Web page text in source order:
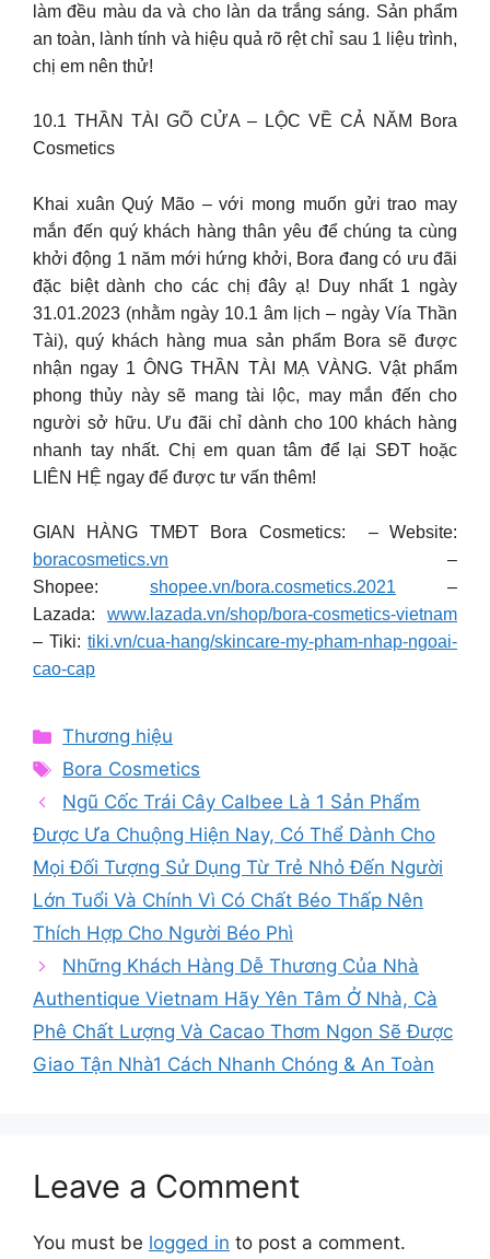
làm đều màu da và cho làn da trắng sáng. Sản phẩm
an toàn, lành tính và hiệu quả rõ rệt chỉ sau 1 liệu trình,
chị em nên thử!
10.1 THẦN TÀI GÕ CỬA – LỘC VỀ CẢ NĂM Bora
Cosmetics
Khai xuân Quý Mão – với mong muốn gửi trao may
mắn đến quý khách hàng thân yêu để chúng ta cùng
khởi động 1 năm mới hứng khởi, Bora đang có ưu đãi
đặc biệt dành cho các chị đây ạ! Duy nhất 1 ngày
31.01.2023 (nhằm ngày 10.1 âm lịch – ngày Vía Thần
Tài), quý khách hàng mua sản phẩm Bora sẽ được
nhận ngay 1 ÔNG THẦN TÀI MẠ VÀNG. Vật phẩm
phong thủy này sẽ mang tài lộc, may mắn đến cho
người sở hữu. Ưu đãi chỉ dành cho 100 khách hàng
nhanh tay nhất. Chị em quan tâm để lại SĐT hoặc
LIÊN HỆ ngay để được tư vấn thêm!
GIAN HÀNG TMĐT Bora Cosmetics: – Website:
boracosmetics.vn –
Shopee: shopee.vn/bora.cosmetics.2021 –
Lazada: www.lazada.vn/shop/bora-cosmetics-vietnam
– Tiki: tiki.vn/cua-hang/skincare-my-pham-nhap-ngoai-
cao-cap
Categories
Thương hiệu
Tags
Bora Cosmetics
Ngũ Cốc Trái Cây Calbee Là 1 Sản Phẩm
Được Ưa Chuộng Hiện Nay, Có Thể Dành Cho
Mọi Đối Tượng Sử Dụng Từ Trẻ Nhỏ Đến Người
Lớn Tuổi Và Chính Vì Có Chất Béo Thấp Nên
Thích Hợp Cho Người Béo Phì
Những Khách Hàng Dễ Thương Của Nhà
Authentique Vietnam Hãy Yên Tâm Ở Nhà, Cà
Phê Chất Lượng Và Cacao Thơm Ngon Sẽ Được
Giao Tận Nhà1 Cách Nhanh Chóng & An Toàn
Leave a Comment
You must be logged in to post a comment.